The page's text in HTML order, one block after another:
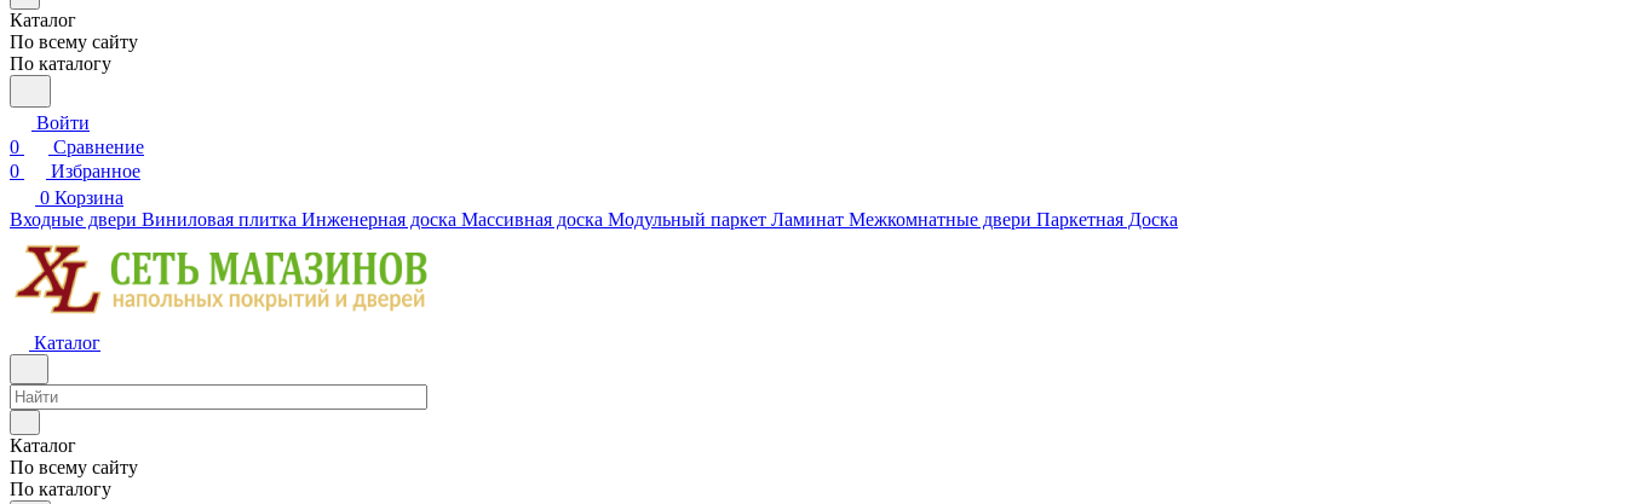
Каталог
По всему сайту
По каталогу
Войти
0
Сравнение
0
Избранное
0 Корзина
Входные двери Виниловая плитка Инженерная доска Массивная доска Модульный паркет Ламинат Межкомнатные двери Паркетная Доска
Каталог
Каталог
По всему сайту
По каталогу